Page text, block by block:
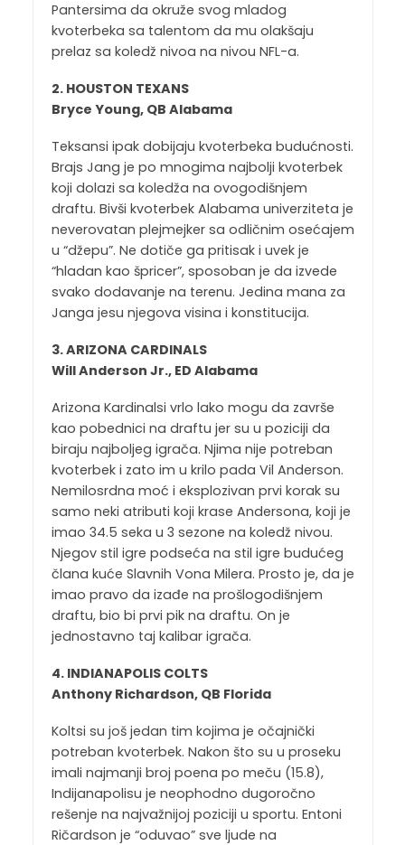
Pantersima da okruže svog mladog
kvoterbeka sa talentom da mu olakšaju
prelaz sa koledž nivoa na nivou NFL-a.
2. HOUSTON TEXANS
Bryce Young, QB Alabama
Teksansi ipak dobijaju kvoterbeka budućnosti.
Brajs Jang je po mnogima najbolji kvoterbek
koji dolazi sa koledža na ovogodišnjem
draftu. Bivši kvoterbek Alabama univerziteta je
neverovatan plejmejker sa odličnim osećajem
u “džepu”. Ne dotiče ga pritisak i uvek je
“hladan kao špricer”, sposoban je da izvede
svako dodavanje na terenu. Jedina mana za
Janga jesu njegova visina i konstitucija.
3. ARIZONA CARDINALS
Will Anderson Jr., ED Alabama
Arizona Kardinalsi vrlo lako mogu da završe
kao pobednici na draftu jer su u poziciji da
biraju najboljeg igrača. Njima nije potreban
kvoterbek i zato im u krilo pada Vil Anderson.
Nemilosrdna moć i eksplozivan prvi korak su
samo neki atributi koji krase Andersona, koji je
imao 34.5 seka u 3 sezone na koledž nivou.
Njegov stil igre podseća na stil igre budućeg
člana kuće Slavnih Vona Milera. Prosto je, da je
imao pravo da izađe na prošlogodišnjem
draftu, bio bi prvi pik na draftu. On je
jednostavno taj kalibar igrača.
4. INDIANAPOLIS COLTS
Anthony Richardson, QB Florida
Koltsi su još jedan tim kojima je očajnički
potreban kvoterbek. Nakon što su u proseku
imali najmanji broj poena po meču (15.8),
Indijanapolisu je neophodno dugoročno
rešenje na najvažnijoj poziciji u sportu. Entoni
Ričardson je “oduvao” sve ljude na